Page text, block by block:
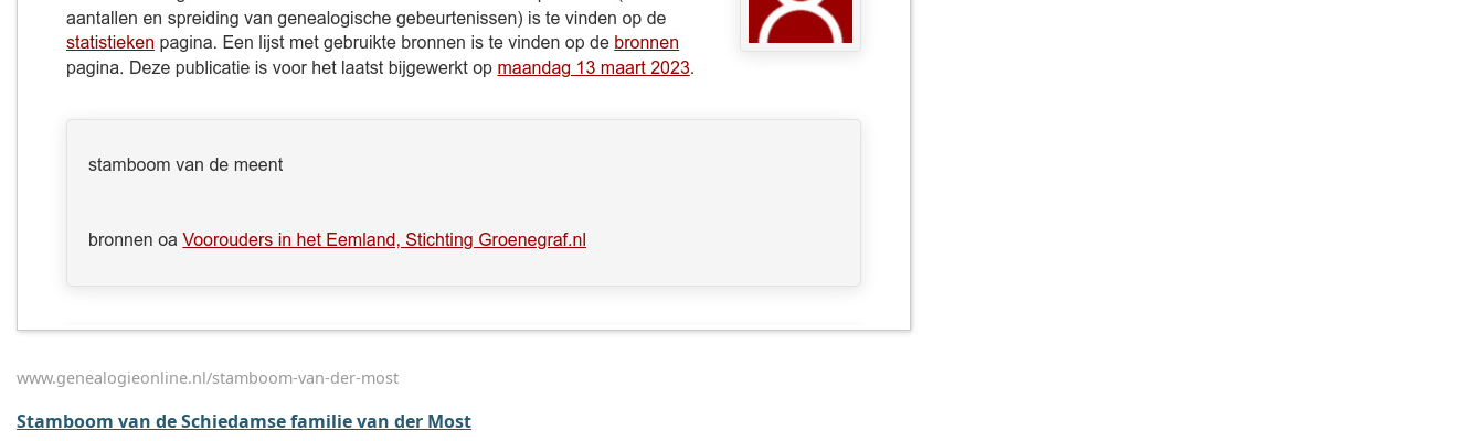
www.genealogieonline.nl/stamboom-van-der-most
Stamboom van de Schiedamse familie van der Most